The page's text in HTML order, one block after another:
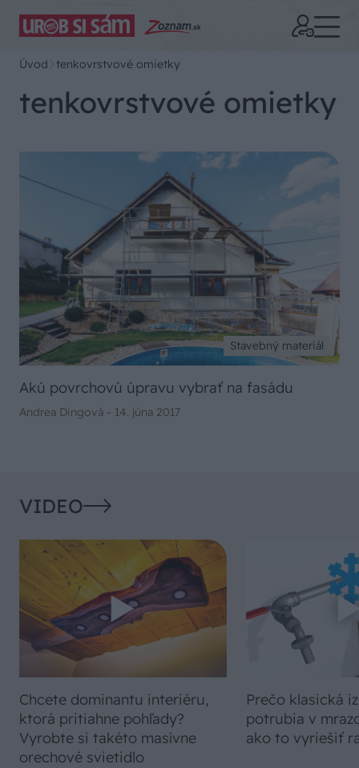
Úvod tenkovrstvové omietky
tenkovrstvové omietky
Stavebný materiál
Akú povrchovú úpravu vybrať na fasádu
Andrea Dingová - 14. júna 2017
VIDEO
Chcete dominantu interiéru,
ktorá pritiahne pohľady?
Vyrobte si takéto masívne
orechové svietidlo
Prečo klasická
potrubia v
ako to vyriešiť